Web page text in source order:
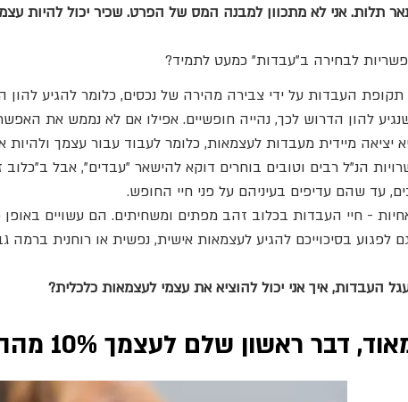
תלות. אני לא מתכוון למבנה המס של הפרט. שכיר יכול להיות
לבחירה ב"עבדות" כמעט לתמיד?
העבדות על ידי צבירה מהירה של נכסים, כלומר להגיע
להון הדרוש לכך, נהייה חופשיים. אפילו אם לא נממש את
יציאה מיידית מעבדות לעצמאות, כלומר לעבוד עבור עצמך ולהיות
הנ"ל רבים וטובים בוחרים דוקא להישאר "עבדים", אבל
עד שהם עדיפים בעיניהם על פני חיי החופש.
- חיי העבדות בכלוב זהב מפתים ומשחיתים. הם עשויים
לפגוע בסיכוייכם להגיע לעצמאות אישית, נפשית או רוחנית
העבדות, איך אני יכול להוציא את עצמי לעצמאות כלכלית?
ראשון שלם לעצמך 10% מההכנסות שלך. מתנה. לתמיד